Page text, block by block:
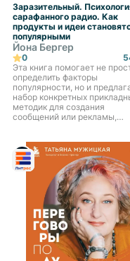
Заразительный.
сарафанного радио. Как
продукты и идеи
популярными
Йона Бергер
0
Эта книга помогает не
определить факторы
популярности, но и
набор конкретных
методик для создания
сообщений или рекламы,
вы ни занимались, эта книга
помо...